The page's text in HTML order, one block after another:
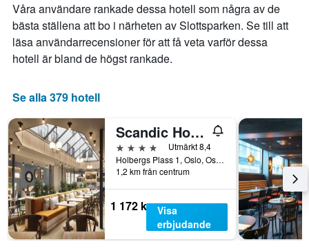
Våra användare rankade dessa hotell som några av de
bästa ställena att bo i närheten av Slottsparken. Se till att
läsa användarrecensioner för att få veta varför dessa
hotell är bland de högst rankade.
Se alla 379 hotell
Scandic Holberg
4 stjärnor
Utmärkt 8,4
Holbergs Plass 1, Oslo, Oslo, Norge
1,2 km från centrum
1 172 kr Visa
erbjudande